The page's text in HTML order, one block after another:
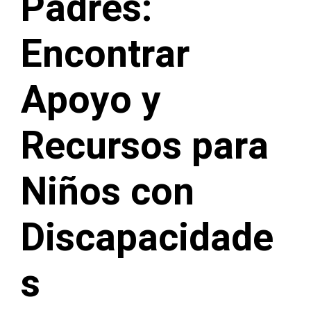
Encontrar
Apoyo y
Recursos para
Niños con
Discapacidade
s